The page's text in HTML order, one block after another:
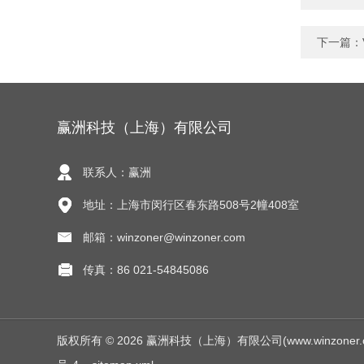
下一篇：
赢洲科技（上海）有限公司
联系人：赢洲
地址：上海市闵行区春东路508号2幢408室
邮箱：winzoner@winzoner.com
传真：86 021-54845086
版权所有 © 2026 赢洲科技（上海）有限公司